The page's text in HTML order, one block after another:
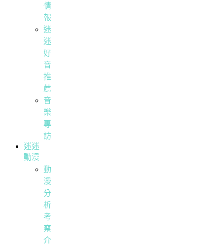
情
報
迷
迷
好
音
推
薦
音
樂
專
訪
迷迷
動漫
動
漫
分
析
考
察
介